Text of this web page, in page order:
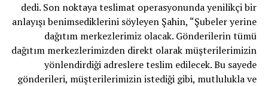
dedi. Son noktaya teslimat operasyonunda yenilikçi bir
anlayışı benimsediklerini söyleyen Şahin, “Şubeler yerine
dağıtım merkezlerimiz olacak. Gönderilerin tümü
dağıtım merkezlerimizden direkt olarak müşterilerimizin
yönlendirdiği adreslere teslim edilecek. Bu sayede
gönderileri, müşterilerimizin istediği gibi, mutlulukla ve